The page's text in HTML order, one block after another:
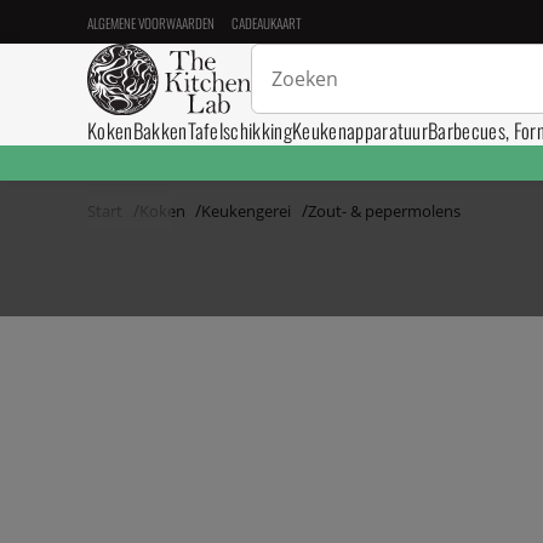
ALGEMENE VOORWAARDEN CADEAUKAART
KokenBakkenTafelschikkingKeukenapparatuurBarbecues,
Start Koken Keukengerei Zout- & pepermolens